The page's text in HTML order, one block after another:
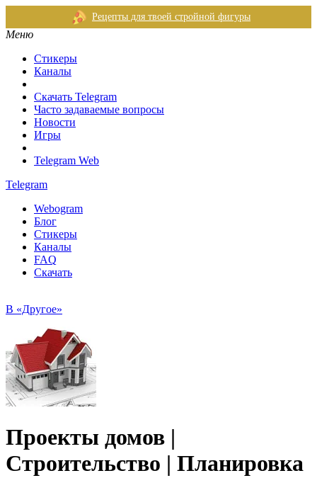
Рецепты для твоей стройной фигуры
Меню
Стикеры
Каналы
Скачать Telegram
Часто задаваемые вопросы
Новости
Игры
Telegram Web
Telegram
Webogram
Блог
Стикеры
Каналы
FAQ
Скачать
В «Другое»
Проекты домов |
Строительство | Плaнировка